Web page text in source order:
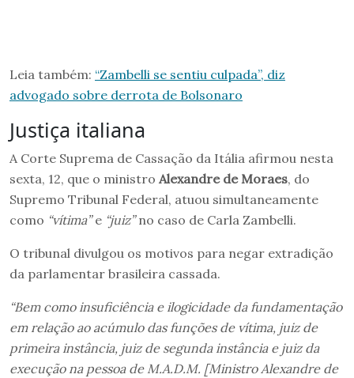
Leia também: “Zambelli se sentiu culpada”, diz
advogado sobre derrota de Bolsonaro
Justiça italiana
A Corte Suprema de Cassação da Itália afirmou nesta
sexta, 12, que o ministro Alexandre de Moraes, do
Supremo Tribunal Federal, atuou simultaneamente
como “vítima”e “juiz”no caso de Carla Zambelli.
O tribunal divulgou os motivos para negar extradição
da parlamentar brasileira cassada.
“Bem como insuficiência e ilogicidade da fundamentação
em relação ao acúmulo das funções de vítima, juiz de
primeira instância, juiz de segunda instância e juiz da
execução na pessoa de M.A.D.M. [Ministro Alexandre de